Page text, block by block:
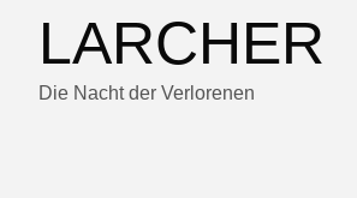
LARCHER
Die Nacht der Verlorenen